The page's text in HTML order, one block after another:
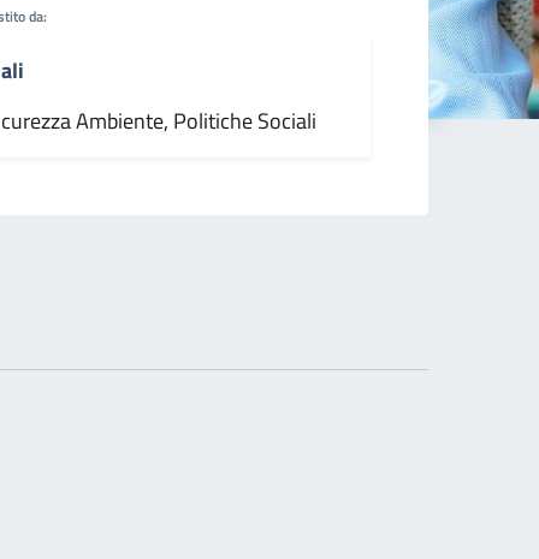
da:
Ambiente, Politiche Sociali